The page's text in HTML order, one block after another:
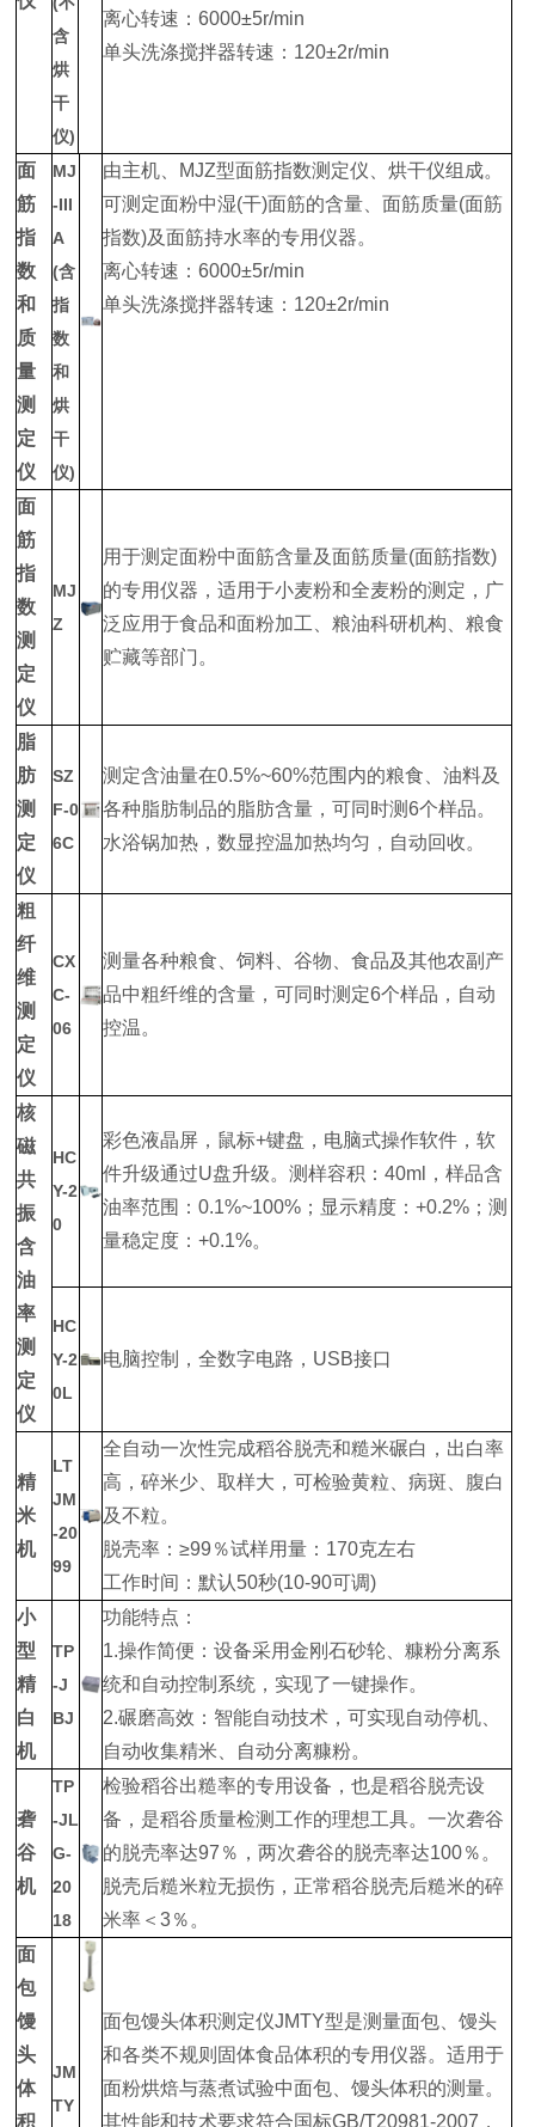
含
烘
干
仪)
离心转速：6000±5r/min
单头洗涤搅拌器转速：120±2r/min
面
筋
指
数
和
质
量
测
定
仪
MJ
-III
A
(含
指
数
和
烘
干
仪)
由主机、MJZ型面筋指数测定仪、烘干仪组成。
可测定面粉中湿(干)面筋的含量、面筋质量(面筋
指数)及面筋持水率的专用仪器。
离心转速：6000±5r/min
单头洗涤搅拌器转速：120±2r/min
面
筋
指
数
测
定
仪
MJ
Z
用于测定面粉中面筋含量及面筋质量(面筋指数)
的专用仪器，适用于小麦粉和全麦粉的测定，广
泛应用于食品和面粉加工、粮油科研机构、粮食
贮藏等部门。
脂
肪
测
定
仪
SZ
F-0
6C
测定含油量在0.5%~60%范围内的粮食、油料及
各种脂肪制品的脂肪含量，可同时测6个样品。
水浴锅加热，数显控温加热均匀，自动回收。
粗
纤
维
测
定
仪
CX
C-
06
测量各种粮食、饲料、谷物、食品及其他农副产
品中粗纤维的含量，可同时测定6个样品，自动
控温。
核
磁
共
振
含
油
率
测
定
仪
HC
Y-2
0
彩色液晶屏，鼠标+键盘，电脑式操作软件，软
件升级通过U盘升级。测样容积：40ml，样品含
油率范围：0.1%~100%；显示精度：+0.2%；测
量稳定度：+0.1%。
HC
Y-2
0L
电脑控制，全数字电路，USB接口
精
米
机
LT
JM
-20
99
全自动一次性完成稻谷脱壳和糙米碾白，出白率
高，碎米少、取样大，可检验黄粒、病斑、腹白
及不粒。
脱壳率：≥99％试样用量：170克左右
工作时间：默认50秒(10-90可调)
小
型
精
白
机
TP
-J
BJ
功能特点：
1.操作简便：设备采用金刚石砂轮、糠粉分离系
统和自动控制系统，实现了一键操作。
2.碾磨高效：智能自动技术，可实现自动停机、
自动收集精米、自动分离糠粉。
砻
谷
机
TP
-JL
G-
20
18
检验稻谷出糙率的专用设备，也是稻谷脱壳设
备，是稻谷质量检测工作的理想工具。一次砻谷
的脱壳率达97％，两次砻谷的脱壳率达100％。
脱壳后糙米粒无损伤，正常稻谷脱壳后糙米的碎
米率＜3％。
面
包
馒
头
体
积
JM
TY
面包馒头体积测定仪JMTY型是测量面包、馒头
和各类不规则固体食品体积的专用仪器。适用于
面粉烘焙与蒸煮试验中面包、馒头体积的测量。
其性能和技术要求符合国标GB/T20981-2007，